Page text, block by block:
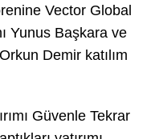
Vector Global
Yunus Başkara ve
Demir katılım
Güvenle Tekrar